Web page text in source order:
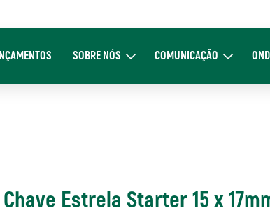
SOBRE NÓSExpand Sobre NósCOMUNICAÇÃO
Expand
Chave Estrela Starter 15 x